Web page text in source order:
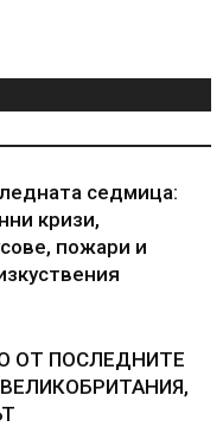
седмица:
кризи,
пожари и
ОТ ПОСЛЕДНИТЕ